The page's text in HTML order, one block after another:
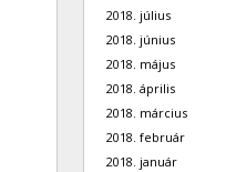
2018. július
2018. június
2018. május
2018. április
2018. március
2018. február
2018. január